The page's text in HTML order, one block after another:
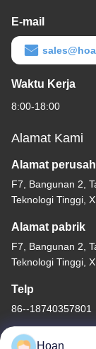
E-mail
Waktu Kerja
8:00-18:00
Alamat Kami
Alamat
F7, Bangunan 2,
Teknologi Tinggi,
Alamat pabrik
F7, Bangunan 2,
Teknologi Tinggi,
Telp
86--18740357801
Hoan